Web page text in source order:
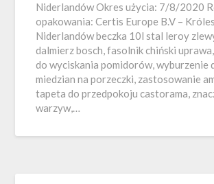
Niderlandów Okres użycia: 7/8/2020
opakowania: Certis Europe B.V –
Niderlandów beczka 10l stal leroy
dalmierz bosch, fasolnik chiński
do wyciskania pomidorów, wyburzenie
miedzian na porzeczki, zastosowanie
tapeta do przedpokoju castorama,
warzyw,…